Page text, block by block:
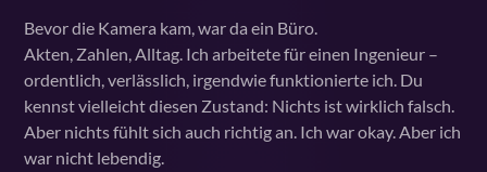
Bevor die Kamera kam, war da ein Büro.
Akten, Zahlen, Alltag. Ich arbeitete für einen Ingenieur –
ordentlich, verlässlich, irgendwie funktionierte ich. Du
kennst vielleicht diesen Zustand: Nichts ist wirklich falsch.
Aber nichts fühlt sich auch richtig an. Ich war okay. Aber ich
war nicht lebendig.